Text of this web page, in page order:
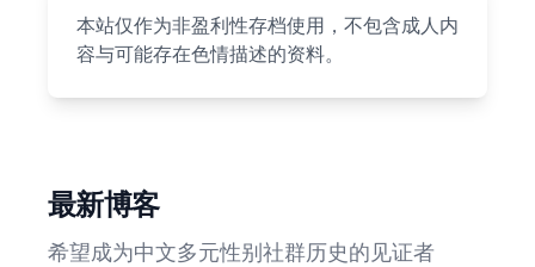
本站仅作为非盈利性存档使用，不包含成人内
容与可能存在色情描述的资料。
最新博客
希望成为中文多元性别社群历史的见证者